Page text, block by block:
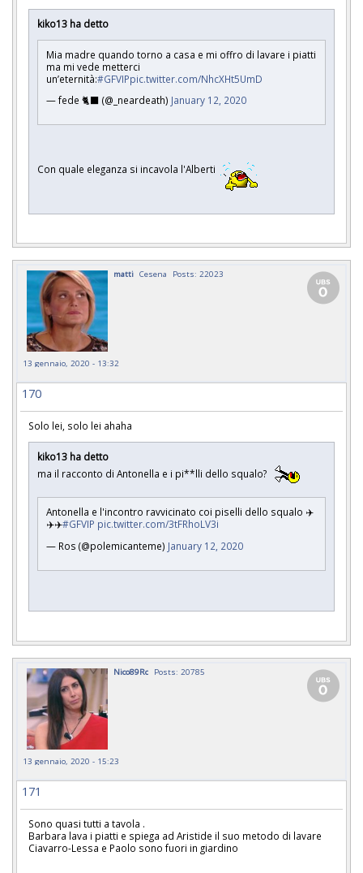
kiko13 ha detto
Mia madre quando torno a casa e mi offro di lavare i piatti
ma mi vede metterci
un’eternità:#GFVIPpic.twitter.com/NhcXHt5UmD
— fede 🐈‍⬛ (@_neardeath) January 12, 2020
Con quale eleganza si incavola l'Alberti
matti Cesena Posts: 22023
13 gennaio, 2020 - 13:32
170
Solo lei, solo lei ahaha
kiko13 ha detto
ma il racconto di Antonella e i pi**lli dello squalo?
Antonella e l'incontro ravvicinato coi piselli dello squalo ✈️
✈️✈️#GFVIP pic.twitter.com/3tFRhoLV3i
— Ros (@polemicanteme) January 12, 2020
Nico89Rc Posts: 20785
13 gennaio, 2020 - 15:23
171
Sono quasi tutti a tavola .
Barbara lava i piatti e spiega ad Aristide il suo metodo di lavare
Ciavarro-Lessa e Paolo sono fuori in giardino